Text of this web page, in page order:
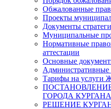
Обжалованные
Проекты
Документы
Муниципальные
Нормативные
аттестации
Основные
Административные
Тарифы на услуги
ГОРОДА КУРГАНА
РЕШЕНИЕ